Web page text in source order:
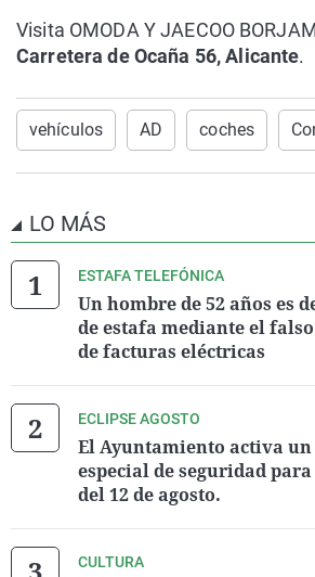
Visita OMODA Y JAECOO
Carretera de Ocaña 56, Alicante.
vehículos AD coches
LO MÁS
ESTAFA TELEFÓNICA
Un hombre de 52 años es
de estafa mediante el
de facturas eléctricas
ECLIPSE AGOSTO
El Ayuntamiento activa
especial de seguridad
del 12 de agosto.
CULTURA